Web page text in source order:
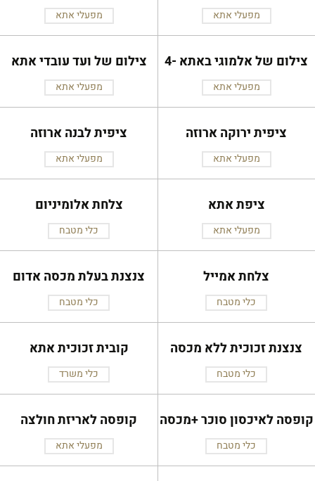
מפעלי אתא מפעלי אתא
צילום של אלמוגי באתא -4
מפעלי אתא
צילום של ועד עובדי אתא
מפעלי אתא
ציפית ירוקה ארוזה
מפעלי אתא
ציפית לבנה ארוזה
מפעלי אתא
ציפת אתא
מפעלי אתא
צלחת אלומיניום
כלי מטבח
צלחת אמייל
כלי מטבח
צנצנת בעלת מכסה אדום
כלי מטבח
צנצנת זכוכית ללא מכסה
כלי מטבח
קובית זכוכית אתא
כלי משרד
קופסה לאיכסון סוכר +מכסה
כלי מטבח
קופסה לאריזת חולצה
מפעלי אתא